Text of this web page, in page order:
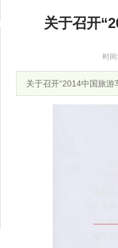
关于召开
时间:
关于召开“2014中国旅